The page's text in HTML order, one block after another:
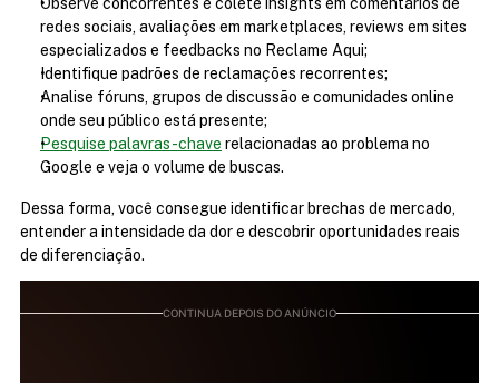
redes sociais, avaliações em marketplaces, reviews em sites
especializados e feedbacks no Reclame Aqui;
Identifique padrões de reclamações recorrentes;
Analise fóruns, grupos de discussão e comunidades online
onde seu público está presente;
Pesquise palavras-chave relacionadas ao problema no
Google e veja o volume de buscas.
Dessa forma, você consegue identificar brechas de mercado,
entender a intensidade da dor e descobrir oportunidades reais
de diferenciação.
CONTINUA DEPOIS DO ANÚNCIO